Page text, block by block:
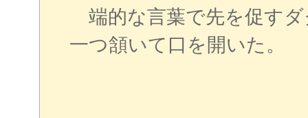
端的な言葉で先を促す
一つ頷いて口を開いた。